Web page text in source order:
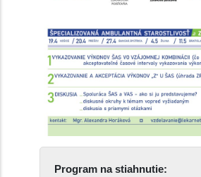
Program na stiahnutie: